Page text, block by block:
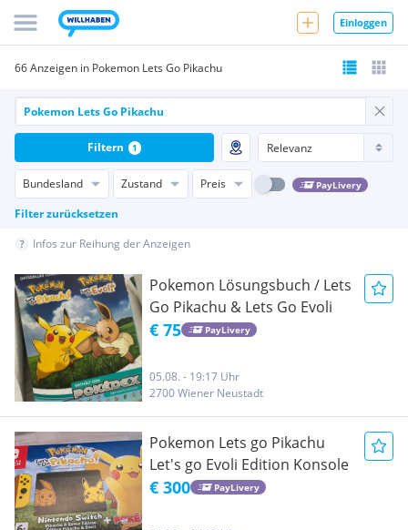
Einloggen
66 Anzeigen in Pokemon Lets Go Pikachu
Bundesland Zustand Preis PayLivery
Filter zurücksetzen
Filtern 1
Infos zur Reihung der Anzeigen
Pokemon Lösungsbuch / Lets
Go Pikachu & Lets Go Evoli
€ 75 PayLivery
05.08. - 19:17 Uhr
2700 Wiener Neustadt
Pokemon Lets go Pikachu
Let's go Evoli Edition Konsole
€ 300 PayLivery